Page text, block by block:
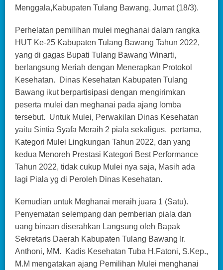
Menggala,Kabupaten Tulang Bawang, Jumat (18/3).
Perhelatan pemilihan mulei meghanai dalam rangka
HUT Ke-25 Kabupaten Tulang Bawang Tahun 2022,
yang di gagas Bupati Tulang Bawang Winarti,
berlangsung Meriah dengan Menerapkan Protokol
Kesehatan. Dinas Kesehatan Kabupaten Tulang
Bawang ikut berpartisipasi dengan mengirimkan
peserta mulei dan meghanai pada ajang lomba
tersebut. Untuk Mulei, Perwakilan Dinas Kesehatan
yaitu Sintia Syafa Meraih 2 piala sekaligus. pertama,
Kategori Mulei Lingkungan Tahun 2022, dan yang
kedua Menoreh Prestasi Kategori Best Performance
Tahun 2022, tidak cukup Mulei nya saja, Masih ada
lagi Piala yg di Peroleh Dinas Kesehatan.
Kemudian untuk Meghanai meraih juara 1 (Satu).
Penyematan selempang dan pemberian piala dan
uang binaan diserahkan Langsung oleh Bapak
Sekretaris Daerah Kabupaten Tulang Bawang Ir.
Anthoni, MM. Kadis Kesehatan Tuba H.Fatoni, S.Kep.,
M.M mengatakan ajang Pemilihan Mulei menghanai